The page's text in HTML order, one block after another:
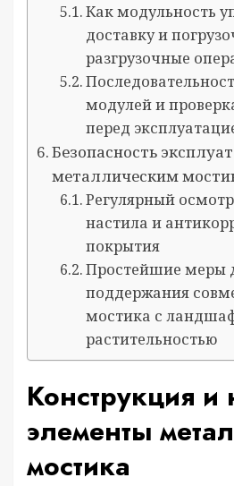
Как модульность
доставку и
разгрузочные
модулей и
перед
Безопасность
металлическим
Регулярный
настила и
покрытия
Простейшие меры
поддержания
мостика с
растительностью
Конструкция и
элементы
мостика